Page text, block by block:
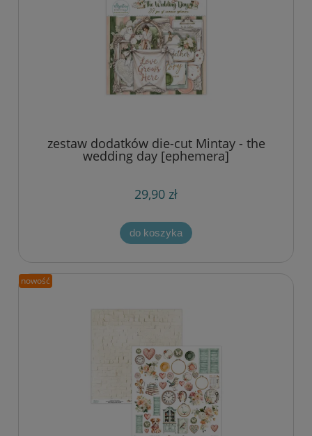
zestaw dodatków die-cut Mintay - the
wedding day [ephemera]
29,90 zł
do koszyka
nowość